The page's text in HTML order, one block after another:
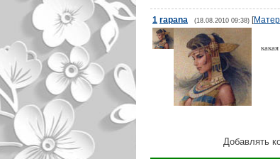
1 rapana (18.08.2010 09:38) [
Добавлять